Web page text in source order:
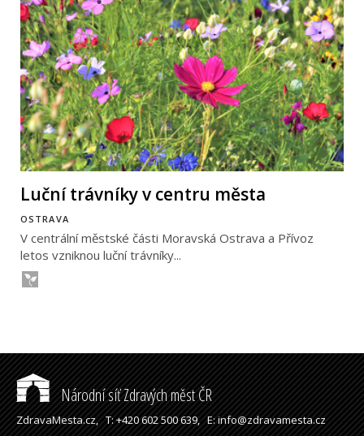
Luční trávníky v centru města
OSTRAVA
V centrální městské části Moravská Ostrava a Přívoz
letos vzniknou luční trávníky...
Národní síť Zdravých měst ČR
ZdravaMesta.cz,T: +420 602 500 639,E: info@zdravamesta.cz